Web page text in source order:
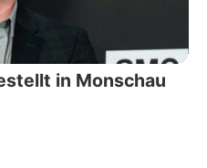
in Monschau